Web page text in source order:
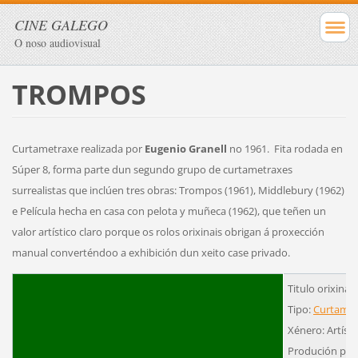
CINE GALEGO
O noso audiovisual
TROMPOS
Curtametraxe realizada por Eugenio Granell no 1961. Fita rodada en
Súper 8, forma parte dun segundo grupo de curtametraxes
surrealistas que inclúen tres obras: Trompos (1961), Middlebury (1962)
e Película hecha en casa con pelota y muñeca (1962), que teñen un
valor artístico claro porque os rolos orixinais obrigan á proxección
manual converténdoo a exhibición dun xeito case privado.
Titulo orixinal:
Tipo:
Xénero:
Produción